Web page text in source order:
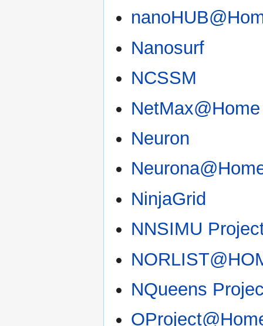
Nanosurf
NCSSM
NetMax@Home
Neuron
NinjaGrid
NNSIMU
NQueens